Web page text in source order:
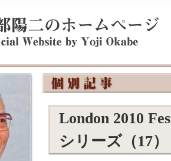
London 2010
シリーズ（17